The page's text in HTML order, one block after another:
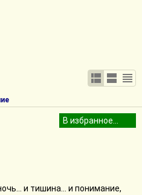
и тишина... и понимание,